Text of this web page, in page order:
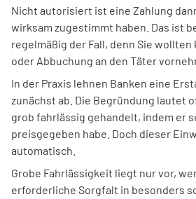
Nicht autorisiert ist eine Zahlung
wirksam zugestimmt haben. Das ist
regelmäßig der Fall, denn Sie
oder Abbuchung an den Täter
In der Praxis lehnen Banken eine
zunächst ab. Die Begründung lautet
grob fahrlässig gehandelt, indem er
preisgegeben habe. Doch dieser
automatisch.
Grobe Fahrlässigkeit liegt nur vor,
erforderliche Sorgfalt in besonders